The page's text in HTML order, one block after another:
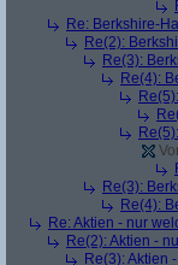
Re: Berkshire-
Re(2):
Re(3):
Re(4):
Re(3):
Re(4):
Re: Aktien - nur
Re(2): Aktien -
Re(3): Aktien